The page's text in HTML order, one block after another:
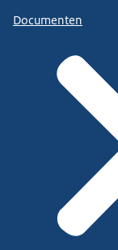
Documenten